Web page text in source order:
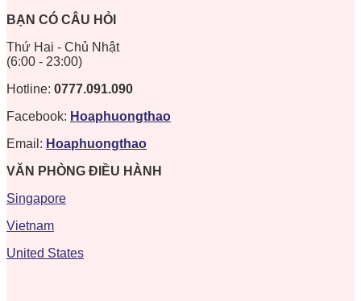
BẠN CÓ CÂU HỎI
Thứ Hai - Chủ Nhật
(6:00 - 23:00)
Hotline: 0777.091.090
Facebook: Hoaphuongthao
Email: Hoaphuongthao
VĂN PHÒNG ĐIỀU HÀNH
Singapore
Vietnam
United States